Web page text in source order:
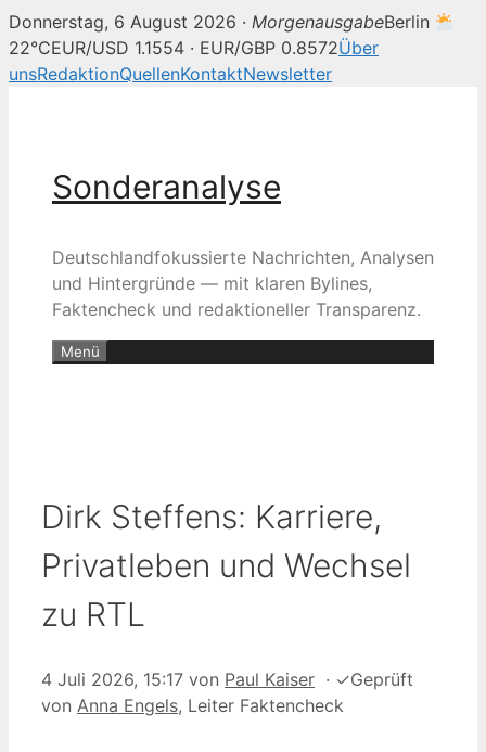
Donnerstag, 6 August 2026 · MorgenausgabeBerlin
22°CEUR/USD 1.1554 · EUR/GBP 0.8572Über
unsRedaktionQuellenKontaktNewsletter
Sonderanalyse
Deutschlandfokussierte Nachrichten, Analysen
und Hintergründe — mit klaren Bylines,
Faktencheck und redaktioneller Transparenz.
Menü
Dirk Steffens: Karriere,
Privatleben und Wechsel
zu RTL
4 Juli 2026, 15:17 von Paul Kaiser · ✓Geprüft
von Anna Engels, Leiter Faktencheck